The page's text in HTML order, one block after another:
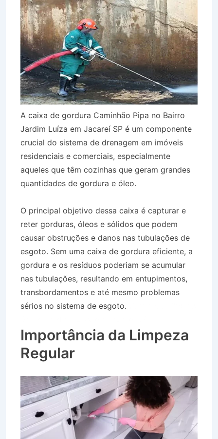
A caixa de gordura Caminhão Pipa no Bairro
Jardim Luíza em Jacareí SP é um componente
crucial do sistema de drenagem em imóveis
residenciais e comerciais, especialmente
aqueles que têm cozinhas que geram grandes
quantidades de gordura e óleo.
O principal objetivo dessa caixa é capturar e
reter gorduras, óleos e sólidos que podem
causar obstruções e danos nas tubulações de
esgoto. Sem uma caixa de gordura eficiente, a
gordura e os resíduos poderiam se acumular
nas tubulações, resultando em entupimentos,
transbordamentos e até mesmo problemas
sérios no sistema de esgoto.
Importância da Limpeza
Regular